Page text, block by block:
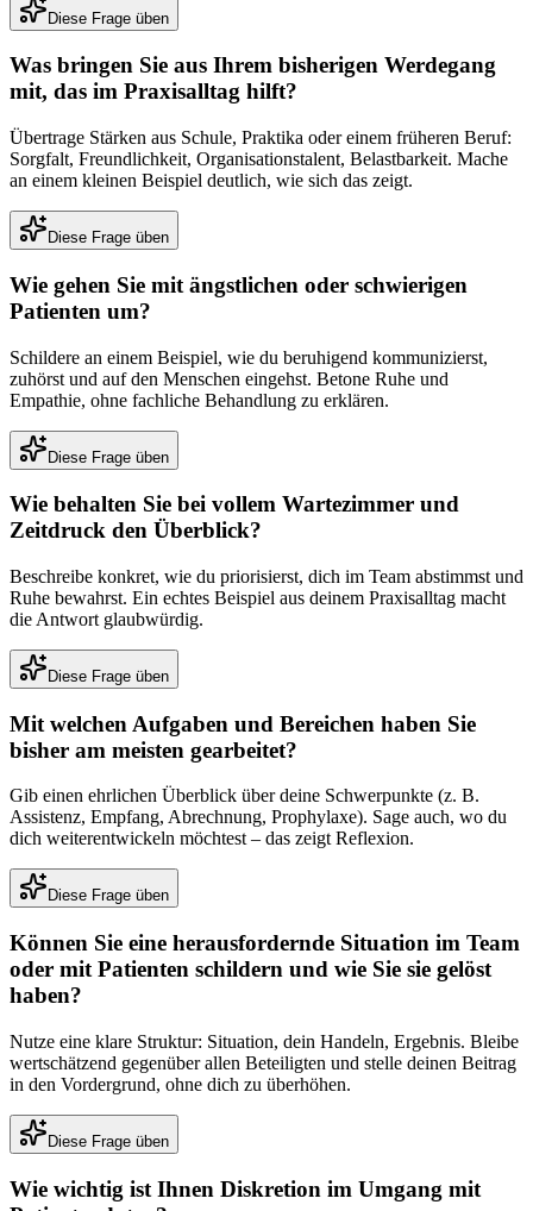
Diese Frage üben
Was bringen Sie aus Ihrem bisherigen Werdegang
mit, das im Praxisalltag hilft?
Übertrage Stärken aus Schule, Praktika oder einem früheren Beruf:
Sorgfalt, Freundlichkeit, Organisationstalent, Belastbarkeit. Mache
an einem kleinen Beispiel deutlich, wie sich das zeigt.
Diese Frage üben
Wie gehen Sie mit ängstlichen oder schwierigen
Patienten um?
Schildere an einem Beispiel, wie du beruhigend kommunizierst,
zuhörst und auf den Menschen eingehst. Betone Ruhe und
Empathie, ohne fachliche Behandlung zu erklären.
Diese Frage üben
Wie behalten Sie bei vollem Wartezimmer und
Zeitdruck den Überblick?
Beschreibe konkret, wie du priorisierst, dich im Team abstimmst und
Ruhe bewahrst. Ein echtes Beispiel aus deinem Praxisalltag macht
die Antwort glaubwürdig.
Diese Frage üben
Mit welchen Aufgaben und Bereichen haben Sie
bisher am meisten gearbeitet?
Gib einen ehrlichen Überblick über deine Schwerpunkte (z. B.
Assistenz, Empfang, Abrechnung, Prophylaxe). Sage auch, wo du
dich weiterentwickeln möchtest – das zeigt Reflexion.
Diese Frage üben
Können Sie eine herausfordernde Situation im Team
oder mit Patienten schildern und wie Sie sie gelöst
haben?
Nutze eine klare Struktur: Situation, dein Handeln, Ergebnis. Bleibe
wertschätzend gegenüber allen Beteiligten und stelle deinen Beitrag
in den Vordergrund, ohne dich zu überhöhen.
Diese Frage üben
Wie wichtig ist Ihnen Diskretion im Umgang mit